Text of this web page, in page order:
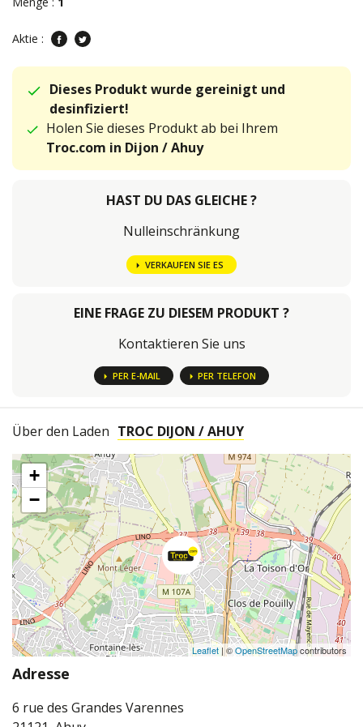
Aktie :
Dieses Produkt wurde gereinigt und
desinfiziert!
Holen Sie dieses Produkt ab bei Ihrem
Troc.com in Dijon / Ahuy
HAST DU DAS GLEICHE ?
Nulleinschränkung
VERKAUFEN SIE ES
EINE FRAGE ZU DIESEM PRODUKT ?
Kontaktieren Sie uns
PER E-MAIL PER TELEFON
Über den Laden TROC DIJON / AHUY
+
−
Leaflet | ©OpenStreetMapcontributors
Adresse
6 rue des Grandes Varennes